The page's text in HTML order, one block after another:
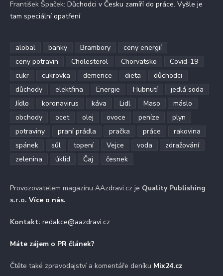
František Špaček: Důchodci v Česku zamíří do práce. Vyšle je
tam speciální opatření
alobal banky Brambory
ceny energií
ceny potravin
Cholesterol Chorvatsko
Covid-19
cukr
cukrovka demence dieta
důchodci
důchody
elektřina Energie Hubnutí
jedlá soda
Jídlo
koronavirus káva Lidl Maso
máslo
obchody
ocet olej ovoce peníze
plyn
potraviny
praní prádla pračka práce
rakovina
spánek
sůl topení Vejce voda
zdražování
zelenina
úklid Čaj česnek
Provozovatelem magazínu AAzdravi.cz je Quality Publishing
s.r.o. Více o nás.
Kontakt: redakce@aazdravi.cz
Máte zájem o PR článek?
Čtěte také zpravodajství a komentáře deníku Mix24.cz